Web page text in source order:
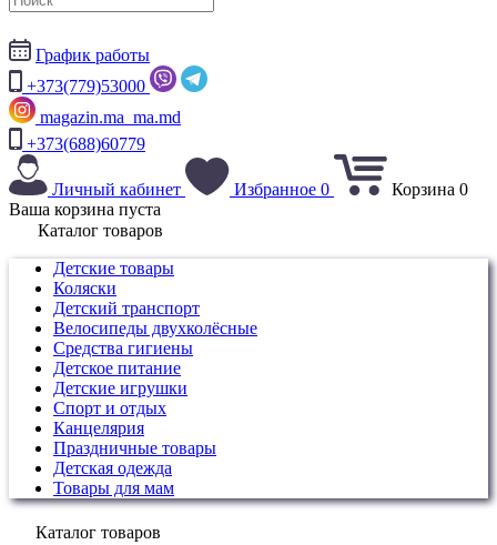
График работы
+373(779)53000
magazin.ma_ma.md
+373(688)60779
Личный кабинет Избранное 0 Корзина 0
Ваша корзина пуста
Каталог товаров
Детские товары
Коляски
Детский транспорт
Велосипеды двухколёсные
Средства гигиены
Детское питание
Детские игрушки
Спорт и отдых
Канцелярия
Праздничные товары
Детская одежда
Товары для мам
Каталог товаров